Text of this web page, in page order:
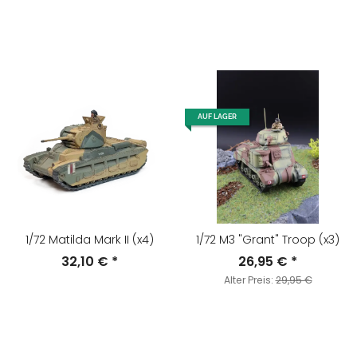
1/72 Matilda Mark II (x4)
32,10 € *
AUF LAGER
1/72 M3 "Grant" Troop (x3)
26,95 € *
Alter Preis:29,95 €